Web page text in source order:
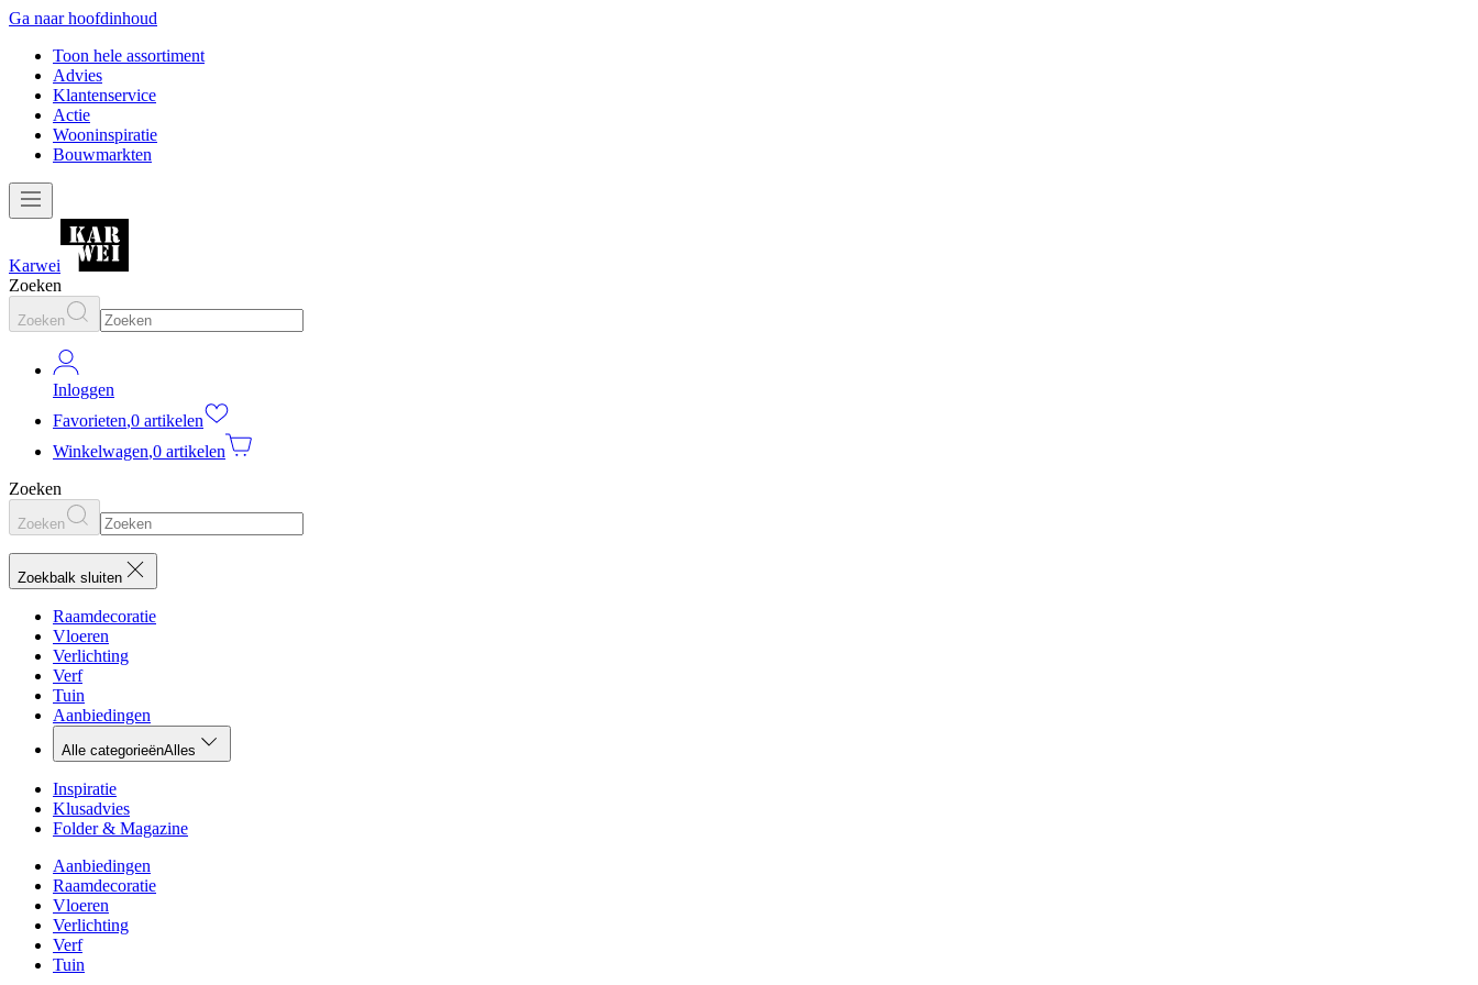
Ga naar hoofdinhoud
Toon hele assortiment
Advies
Klantenservice
Actie
Wooninspiratie
Bouwmarkten
Karwei
Zoeken
Zoeken
Inloggen
Favorieten,0 artikelen
Winkelwagen,0 artikelen
Zoeken
Zoeken
Zoekbalk sluiten
Raamdecoratie
Vloeren
Verlichting
Verf
Tuin
Aanbiedingen
Alle categorieënAlles
Inspiratie
Klusadvies
Folder & Magazine
Aanbiedingen
Raamdecoratie
Vloeren
Verlichting
Verf
Tuin